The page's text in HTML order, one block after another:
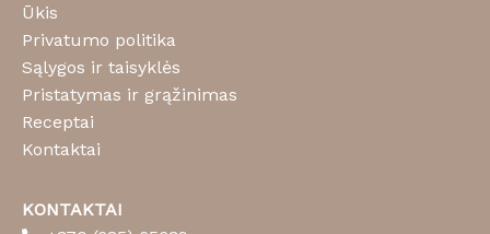
Ūkis
Privatumo politika
Sąlygos ir taisyklės
Pristatymas ir grąžinimas
Receptai
Kontaktai
KONTAKTAI